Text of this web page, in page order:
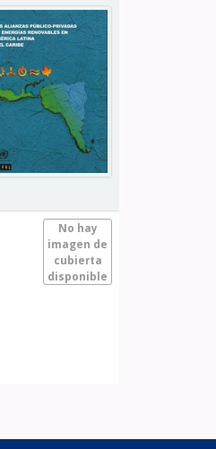
No hay
imagen de
cubierta
disponible